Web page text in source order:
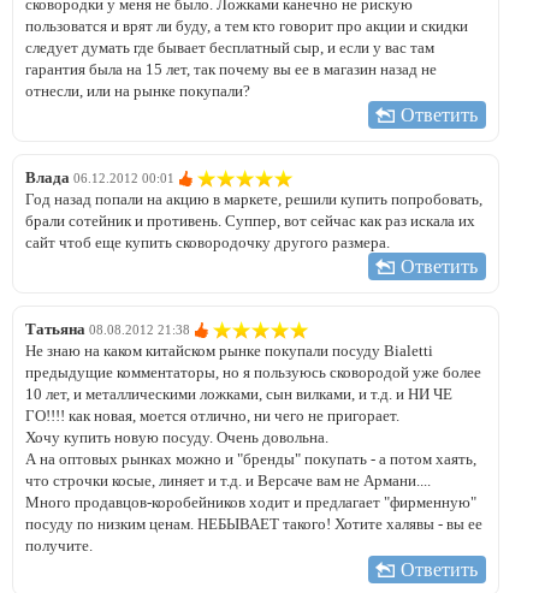
сковородки у меня не было. Ложками канечно не рискую
пользоватся и врят ли буду, а тем кто говорит про акции и скидки
следует думать где бывает бесплатный сыр, и если у вас там
гарантия была на 15 лет, так почему вы ее в магазин назад не
отнесли, или на рынке покупали?
Ответить
Влада 06.12.2012 00:01
Год назад попали на акцию в маркете, решили купить попробовать,
брали сотейник и противень. Суппер, вот сейчас как раз искала их
сайт чтоб еще купить сковородочку другого размера.
Ответить
Татьяна 08.08.2012 21:38
Не знаю на каком китайском рынке покупали посуду Bialetti
предыдущие комментаторы, но я пользуюсь сковородой уже более
10 лет, и металлическими ложками, сын вилками, и т.д. и НИ ЧЕ
ГО!!!! как новая, моется отлично, ни чего не пригорает.
Хочу купить новую посуду. Очень довольна.
А на оптовых рынках можно и "бренды" покупать - а потом хаять,
что строчки косые, линяет и т.д. и Версаче вам не Армани....
Много продавцов-коробейников ходит и предлагает "фирменную"
посуду по низким ценам. НЕБЫВАЕТ такого! Хотите халявы - вы ее
получите.
Ответить